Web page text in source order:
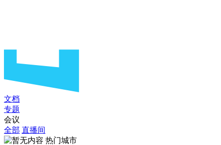
文档
专题
会议
全部 直播间
热门城市